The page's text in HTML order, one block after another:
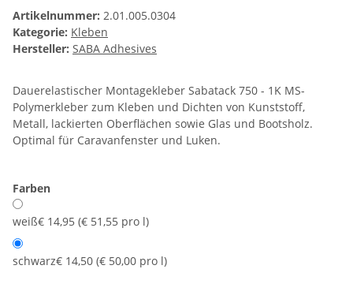
Artikelnummer: 2.01.005.0304
Kategorie: Kleben
Hersteller: SABA Adhesives
Dauerelastischer Montagekleber Sabatack 750 - 1K MS-
Polymerkleber zum Kleben und Dichten von Kunststoff,
Metall, lackierten Oberflächen sowie Glas und Bootsholz.
Optimal für Caravanfenster und Luken.
Farben
weiß€ 14,95 (€ 51,55 pro l)
schwarz€ 14,50 (€ 50,00 pro l)